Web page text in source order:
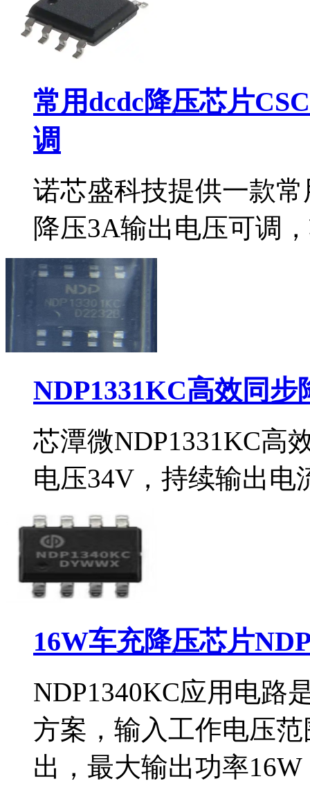
常用dcdc降压芯片
调
诺芯盛科技提供一款常
降压3A输出电压可调
NDP1331KC高效同
芯潭微NDP1331KC高
电压34V，持续输出
16W车充降压芯片
NDP1340KC应用电路
方案，输入工作电压
出，最大输出功率